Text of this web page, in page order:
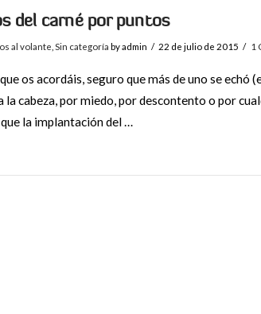
del carné por puntos
al volante Sin categoría by admin 22 de julio de 2015 1
os acordáis, seguro que más de uno se echó
la cabeza, por miedo, por descontento o por
la implantación del …